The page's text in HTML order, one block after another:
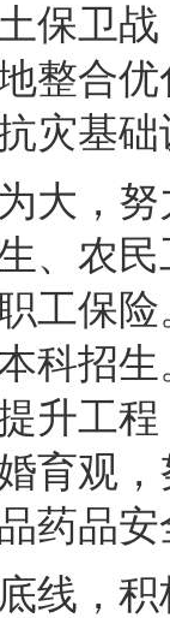
保卫
整合
灾基
，努
、农
工保
科招
升工
育观
药品
，积